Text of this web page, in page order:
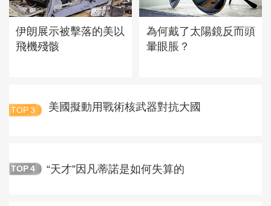
伊朗展示被擊落的美以
飛機殘骸
為何戴了太陽鏡反而頭
暈眼脹？
TOP 3 美國擬動用戰術核武器對抗大國
TOP 4 “天才”因凡蒂諾是如何失算的